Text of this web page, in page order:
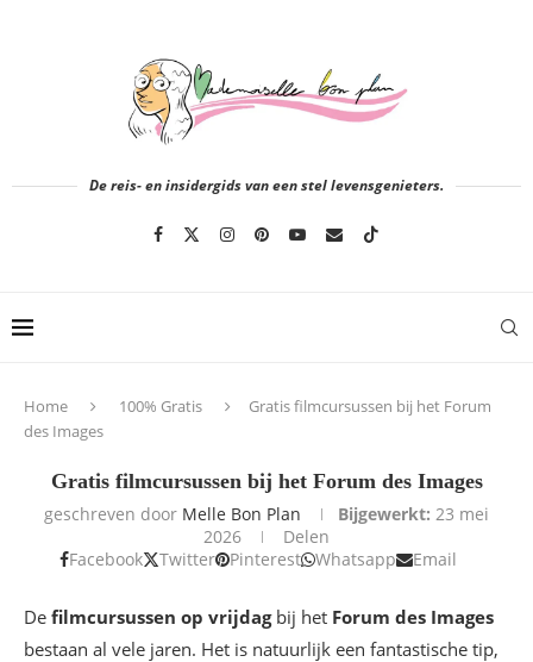
De reis- en insidergids van een stel levensgenieters.
Home 100% Gratis
Gratis filmcursussen bij het Forum
des Images
Gratis filmcursussen bij het Forum des Images
geschreven door Melle Bon Plan Bijgewerkt: 23 mei
2026
Delen
Facebook
Twitter Pinterest Whatsapp Email
De filmcursussen op vrijdagbij het Forum des Images
bestaan al vele jaren. Het is natuurlijk een fantastische tip,